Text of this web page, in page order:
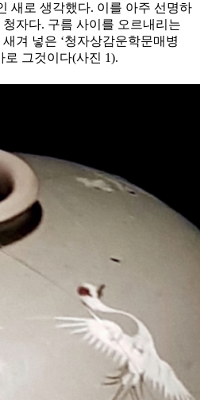
새로 생각했다. 이를 아주 선명하
자다. 구름 사이를 오르내리는
겨 넣은 ‘청자상감운학문매병
로 그것이다(사진 1).